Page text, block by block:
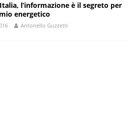
l’informazione è il segreto per
energetico
Antonello Guzzetti